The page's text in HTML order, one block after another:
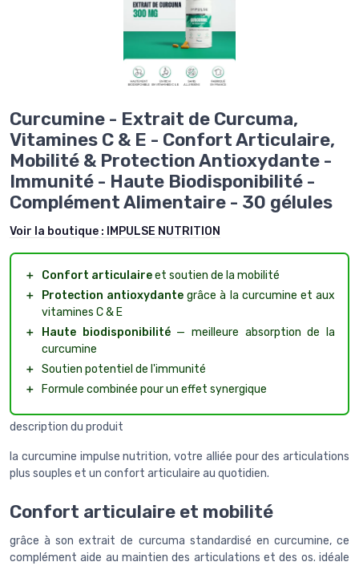
Curcumine - Extrait de Curcuma,
Vitamines C & E - Confort Articulaire,
Mobilité & Protection Antioxydante -
Immunité - Haute Biodisponibilité -
Complément Alimentaire - 30 gélules
Voir la boutique : IMPULSE NUTRITION
＋ Confort articulaireet soutien de la mobilité
＋
Protection antioxydante grâce à la curcumine et aux
vitamines C & E
＋
Haute biodisponibilité— meilleure absorption de la
curcumine
＋ Soutien potentiel de l'immunité
＋
Formule combinée pour un effet synergique
description du produit
la curcumine impulse nutrition, votre alliée pour des articulations
plus souples et un confort articulaire au quotidien.
Confort articulaire et mobilité
grâce à son extrait de curcuma standardisé en curcumine, ce
complément aide au maintien des articulations et des os. idéale